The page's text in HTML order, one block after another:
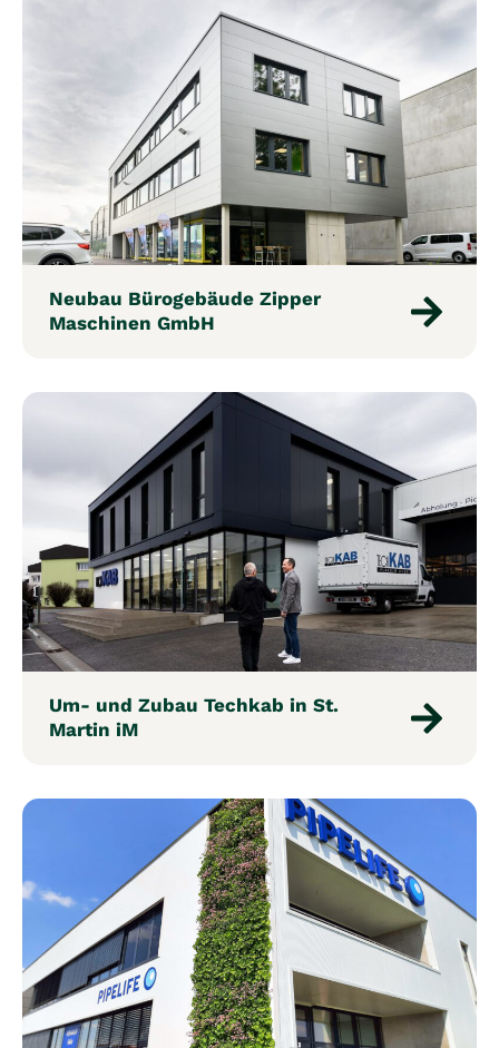
Neubau Bürogebäude Zipper
Maschinen GmbH
Um- und Zubau Techkab in St.
Martin iM